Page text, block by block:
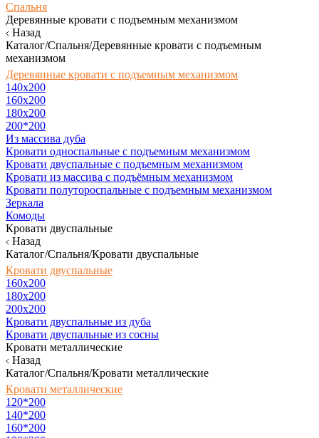
Спальня
Деревянные кровати с подъемным механизмом
Назад
Каталог/Спальня/Деревянные кровати с подъемным
механизмом
Деревянные кровати с подъемным механизмом
140x200
160х200
180х200
200*200
Из массива дуба
Кровати односпальные с подъемным механизмом
Кровати двуспальные с подъемным механизмом
Кровати из массива с подъёмным механизмом
Кровати полутороспальные с подъемным механизмом
Зеркала
Комоды
Кровати двуспальные
Назад
Каталог/Спальня/Кровати двуспальные
Кровати двуспальные
160х200
180x200
200x200
Кровати двуспальные из дуба
Кровати двуспальные из сосны
Кровати металлические
Назад
Каталог/Спальня/Кровати металлические
Кровати металлические
120*200
140*200
160*200